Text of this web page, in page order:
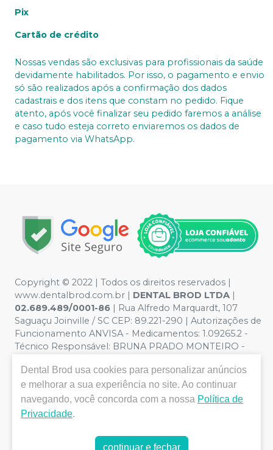
Pix
Cartão de crédito
Nossas vendas são exclusivas para profissionais da saúde
devidamente habilitados. Por isso, o pagamento e envio
só são realizados após a confirmação dos dados
cadastrais e dos itens que constam no pedido. Fique
atento, após você finalizar seu pedido faremos a análise
e caso tudo esteja correto enviaremos os dados de
pagamento via WhatsApp.
Copyright © 2022 | Todos os direitos reservados |
www.dentalbrod.com.br | DENTAL BROD LTDA |
02.689.489/0001-86 | Rua Alfredo Marquardt, 107
Saguaçu Joinville / SC CEP: 89.221-290 | Autorizações de
Funcionamento ANVISA - Medicamentos: 1.09265.2 -
Técnico Responsável: BRUNA PRADO MONTEIRO -
Fotos meramente ilustrativas - Os preços e condições
da loja virtual estão sujeitos a alterações. Em caso de
divergência de preços no site, o valor válido é o do
Carrinho de Compra. Não vendemos por atacado, por
de grandes volumes pelo site.
Dental Brod usa cookies para personalizar anúncios
e melhorar a sua experiência no site. Ao continuar
navegando, você concorda com a nossa Política de
Privacidade.
continuar e fechar